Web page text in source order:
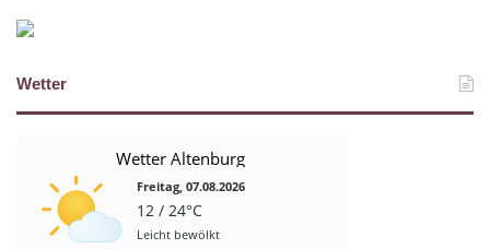
Wetter
Wetter Altenburg
Freitag, 07.08.2026
12 / 24°C
Leicht bewölkt